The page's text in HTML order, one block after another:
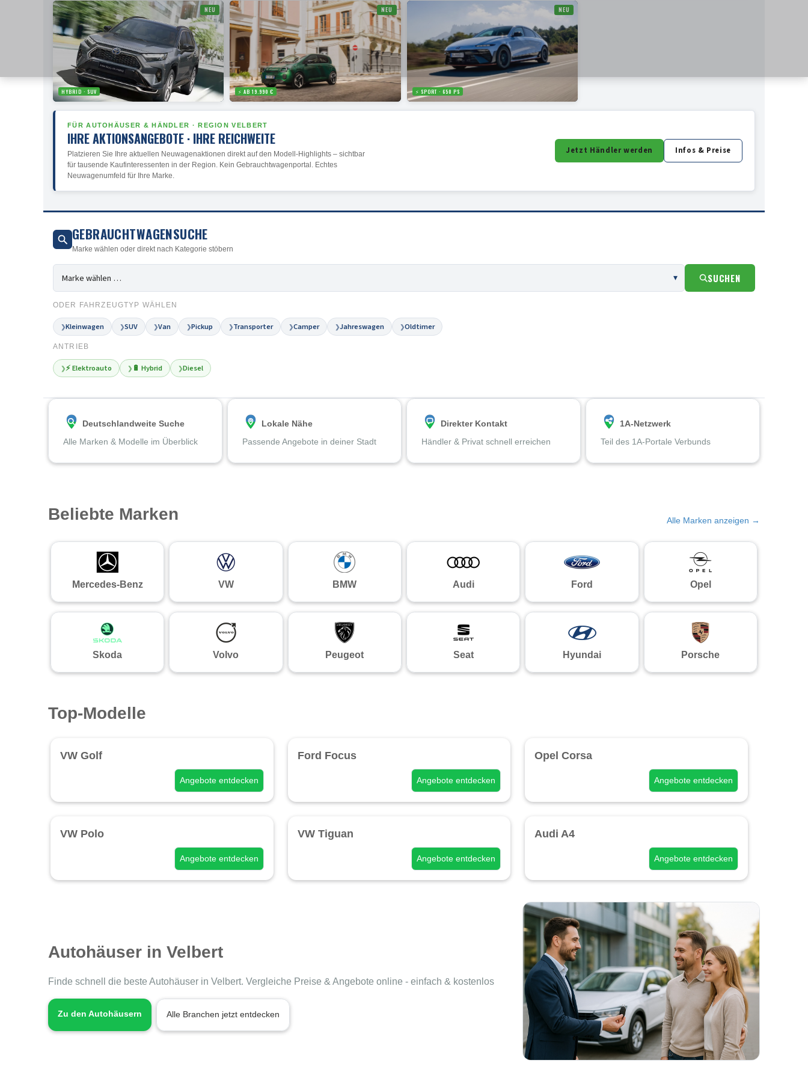
NEU
HYBRID · SUV
NEU
⚡ AB 19.990 €
NEU
⚡ SPORT · 650 PS
FÜR AUTOHÄUSER & HÄNDLER · REGION VELBERT
IHRE AKTIONSANGEBOTE · IHRE REICHWEITE
Platzieren Sie Ihre aktuellen Neuwagenaktionen direkt auf den Modell-Highlights – sichtbar
für tausende Kaufinteressenten in der Region. Kein Gebrauchtwagenportal. Echtes
Neuwagenumfeld für Ihre Marke.
Jetzt Händler werden Infos & Preise
GEBRAUCHTWAGENSUCHE
Marke wählen oder direkt nach Kategorie stöbern
SUCHEN
ODER FAHRZEUGTYP WÄHLEN
❯Kleinwagen ❯SUV ❯Van ❯Pickup ❯Transporter ❯Camper ❯Jahreswagen ❯Oldtimer
ANTRIEB
❯⚡ Elektroauto ❯ 🔋 Hybrid ❯Diesel
Deutschlandweite Suche
Alle Marken & Modelle im Überblick
Lokale Nähe
Passende Angebote in deiner Stadt
Direkter Kontakt
Händler & Privat schnell erreichen
1A-Netzwerk
Teil des 1A-Portale Verbunds
Beliebte Marken Alle Marken anzeigen →
Mercedes-Benz VW BMW Audi Ford Opel
Skoda Volvo Peugeot Seat Hyundai Porsche
Top-Modelle
VW Golf
Angebote entdecken
Ford Focus
Angebote entdecken
Opel Corsa
Angebote entdecken
VW Polo
Angebote entdecken
VW Tiguan
Angebote entdecken
Audi A4
Angebote entdecken
Autohäuser in Velbert
Finde schnell die beste Autohäuser in Velbert. Vergleiche Preise & Angebote online - einfach & kostenlos
Zu den Autohäusern Alle Branchen jetzt entdecken